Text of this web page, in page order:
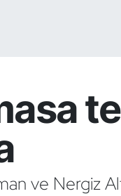
ve Nergiz